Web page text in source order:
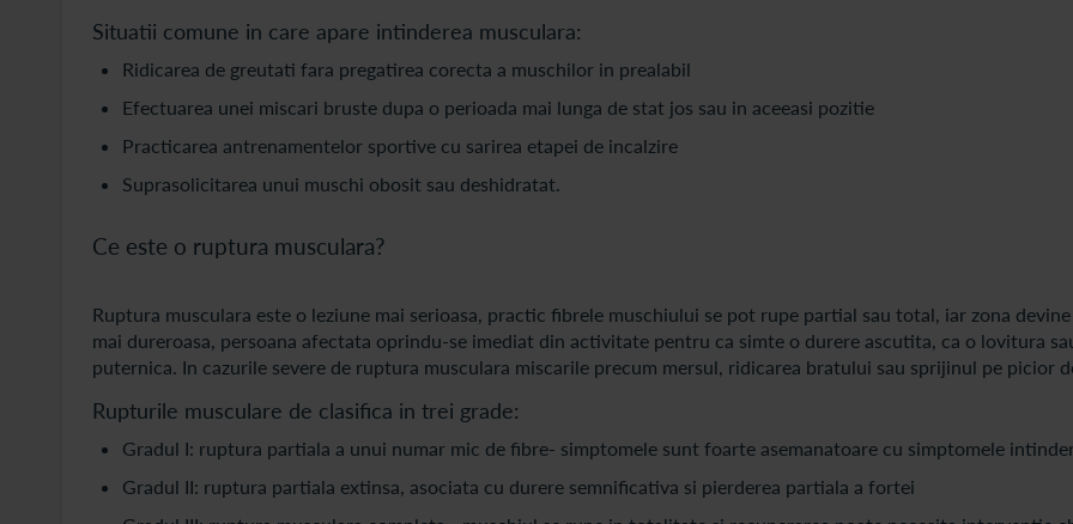
Situatii comune in care apare intinderea musculara:
Ridicarea de greutati fara pregatirea corecta a muschilor in prealabil
Efectuarea unei miscari bruste dupa o perioada mai lunga de stat jos sau in aceeasi pozitie
Practicarea antrenamentelor sportive cu sarirea etapei de incalzire
Suprasolicitarea unui muschi obosit sau deshidratat.
Ce este o ruptura musculara?
Ruptura musculara este o leziune mai serioasa, practic fibrele muschiului se pot rupe partial sau total, iar zona
mai dureroasa, persoana afectata oprindu-se imediat din activitate pentru ca simte o durere ascutita, ca o lovitura
puternica. In cazurile severe de ruptura musculara miscarile precum mersul, ridicarea bratului sau sprijinul pe picior
Rupturile musculare de clasifica in trei grade:
Gradul I: ruptura partiala a unui numar mic de fibre- simptomele sunt foarte asemanatoare cu simptomele
Gradul II: ruptura partiala extinsa, asociata cu durere semnificativa si pierderea partiala a fortei